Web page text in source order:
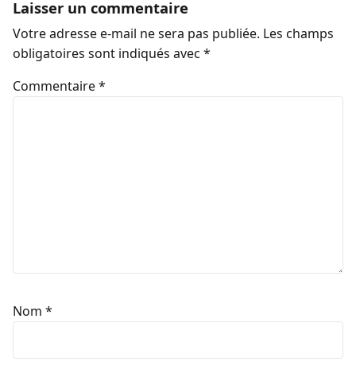
Laisser un commentaire
Votre adresse e-mail ne sera pas publiée. Les champs
obligatoires sont indiqués avec *
Commentaire*
Nom *